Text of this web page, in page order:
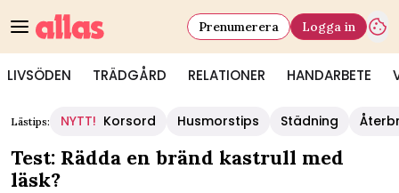
LIVSÖDEN TRÄDGÅRD RELATIONER HANDARBETE
Prenumerera Logga in
Lästips: NYTT! Korsord Husmorstips Städning
Test: Rädda en bränd kastrull med
läsk?